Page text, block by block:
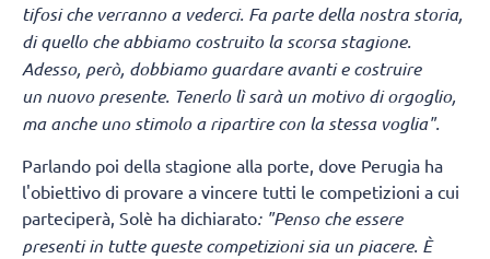
tifosi che verranno a vederci. Fa parte della nostra storia,
di quello che abbiamo costruito la scorsa stagione.
Adesso, però, dobbiamo guardare avanti e costruire
un nuovo presente. Tenerlo lì sarà un motivo di orgoglio,
ma anche uno stimolo a ripartire con la stessa voglia".
Parlando poi della stagione alla porte, dove Perugia ha
l'obiettivo di provare a vincere tutti le competizioni a cui
parteciperà, Solè ha dichiarato: "Penso che essere
presenti in tutte queste competizioni sia un piacere. È